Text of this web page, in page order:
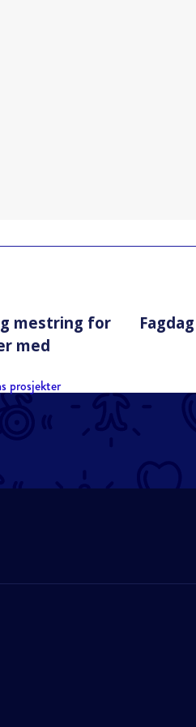
mestring for
med
Fagdag
prosjekter